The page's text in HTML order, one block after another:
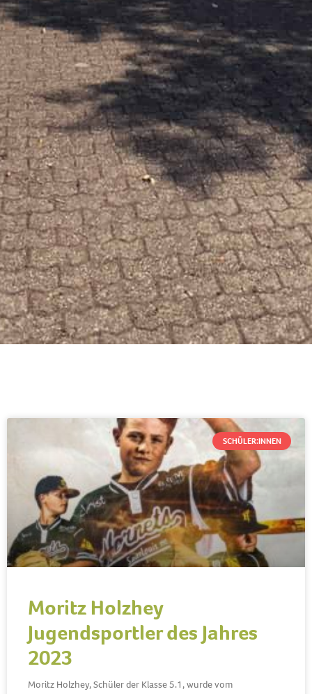
SCHÜLER:INNEN
Moritz Holzhey
Jugendsportler des Jahres
2023
Moritz Holzhey, Schüler der Klasse 5.1, wurde vom